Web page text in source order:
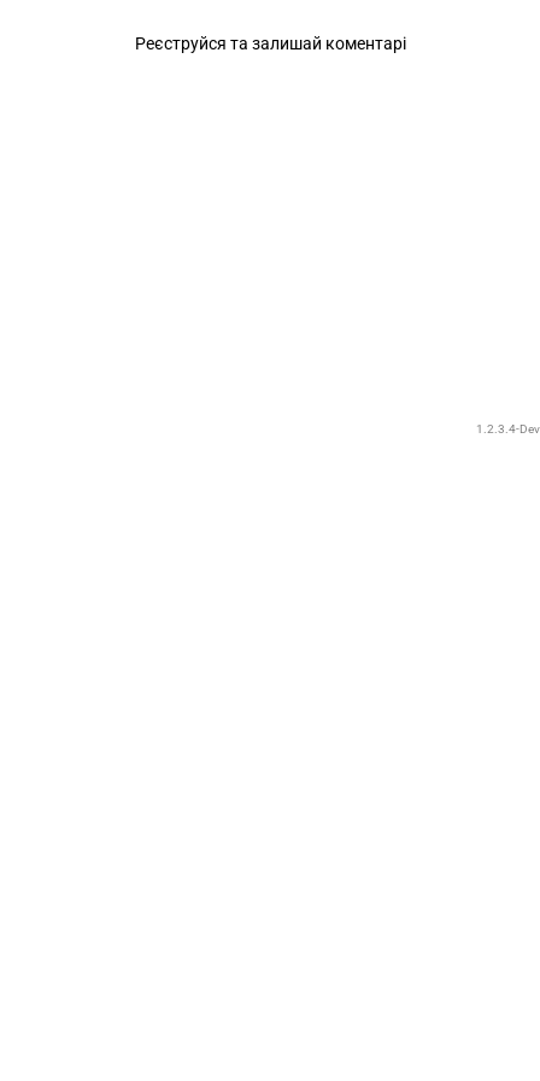
Реєструйся та залишай коментарі
1.2.3.4-Dev